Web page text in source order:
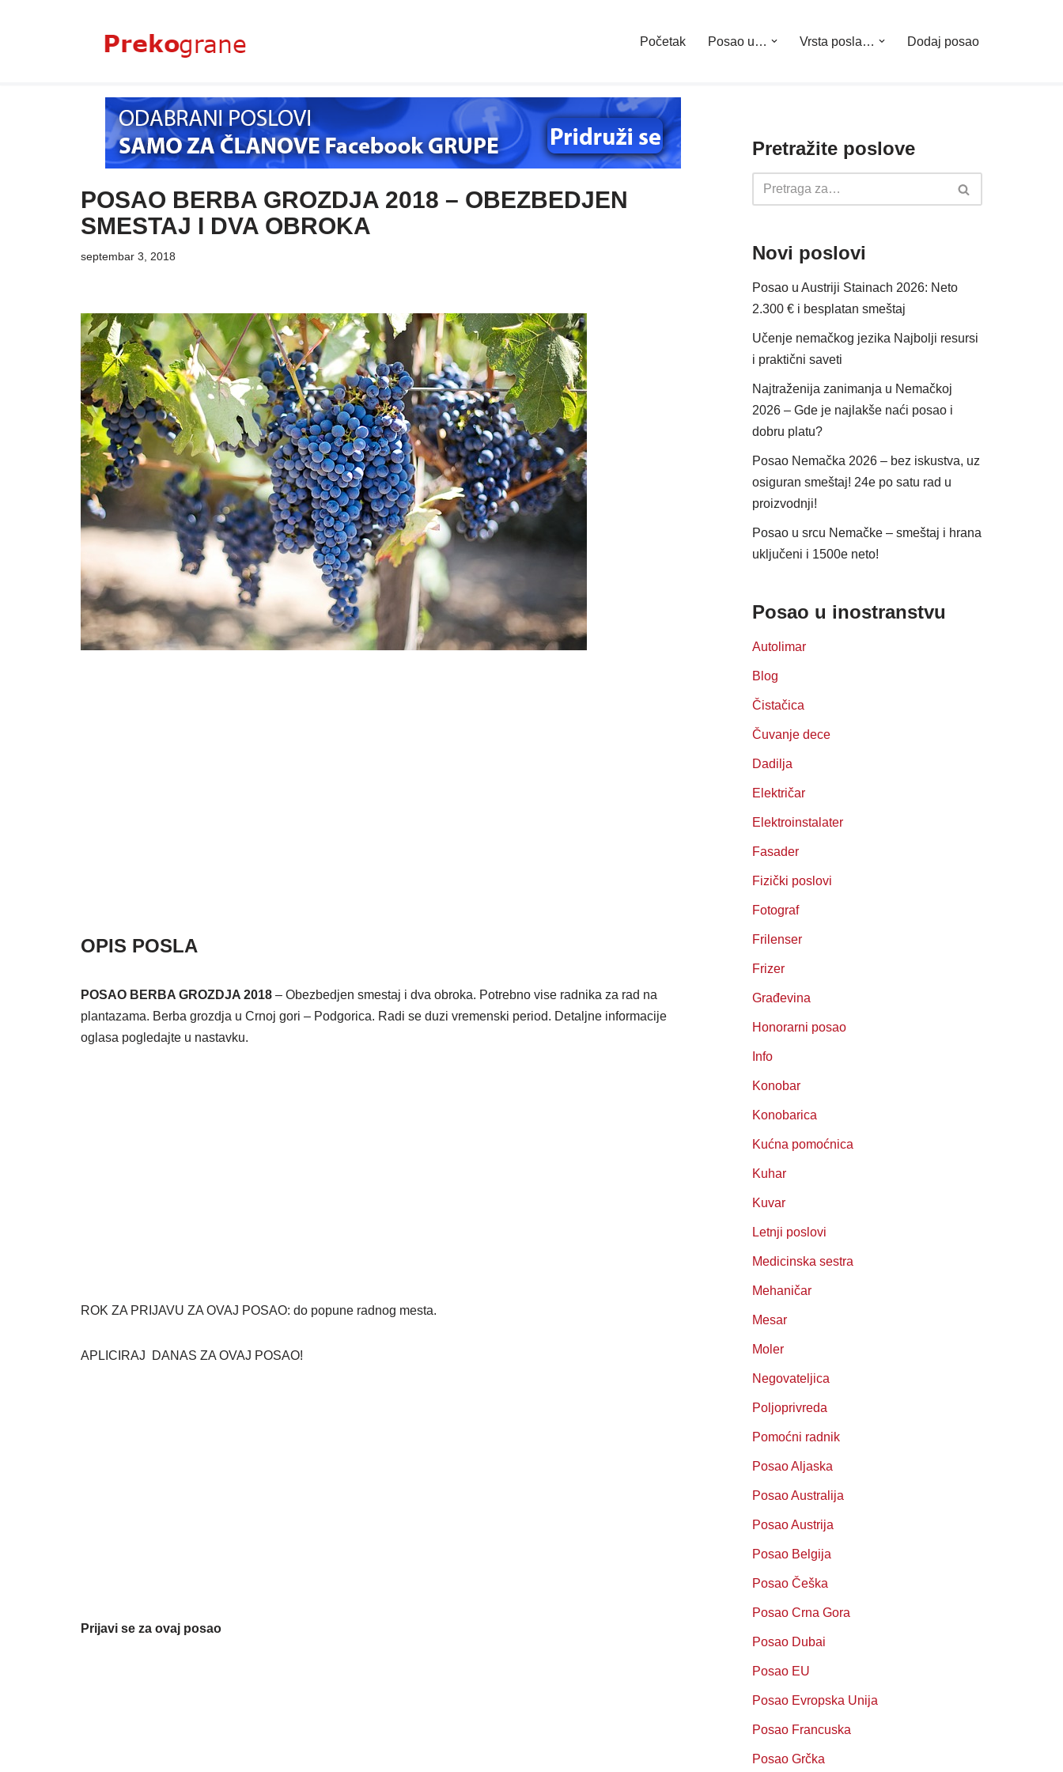
Početak Posao u… Vrsta posla… Dodaj posao
POSAO BERBA GROZDJA 2018 – OBEZBEDJEN
SMESTAJ I DVA OBROKA
septembar 3, 2018
OPIS POSLA
POSAO BERBA GROZDJA 2018 – Obezbedjen smestaj i dva obroka. Potrebno vise radnika za rad na
plantazama. Berba grozdja u Crnoj gori – Podgorica. Radi se duzi vremenski period. Detaljne informacije
oglasa pogledajte u nastavku.
ROK ZA PRIJAVU ZA OVAJ POSAO: do popune radnog mesta.
APLICIRAJ DANAS ZA OVAJ POSAO!
Prijavi se za ovaj posao
Pretražite poslove
Novi poslovi
Posao u Austriji Stainach 2026: Neto
2.300 € i besplatan smeštaj
Učenje nemačkog jezika Najbolji resursi
i praktični saveti
Najtraženija zanimanja u Nemačkoj
2026 – Gde je najlakše naći posao i
dobru platu?
Posao Nemačka 2026 – bez iskustva, uz
osiguran smeštaj! 24e po satu rad u
proizvodnji!
Posao u srcu Nemačke – smeštaj i hrana
uključeni i 1500e neto!
Posao u inostranstvu
Autolimar
Blog
Čistačica
Čuvanje dece
Dadilja
Električar
Elektroinstalater
Fasader
Fizički poslovi
Fotograf
Frilenser
Frizer
Građevina
Honorarni posao
Info
Konobar
Konobarica
Kućna pomoćnica
Kuhar
Kuvar
Letnji poslovi
Medicinska sestra
Mehaničar
Mesar
Moler
Negovateljica
Poljoprivreda
Pomoćni radnik
Posao Aljaska
Posao Australija
Posao Austrija
Posao Belgija
Posao Češka
Posao Crna Gora
Posao Dubai
Posao EU
Posao Evropska Unija
Posao Francuska
Posao Grčka